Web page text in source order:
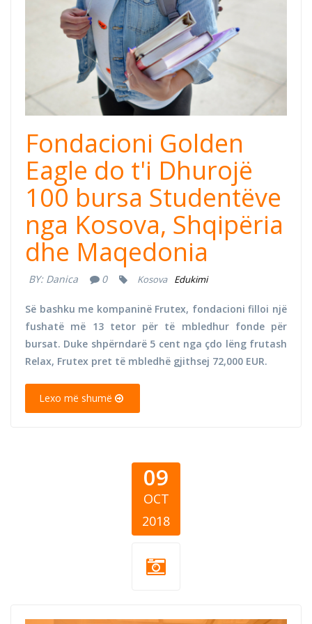
Fondacioni Golden
Eagle do t'i Dhurojë
100 bursa Studentëve
nga Kosova, Shqipëria
dhe Maqedonia
BY: Danica 0 Kosova Edukimi
Së bashku me kompaninë Frutex, fondacioni filloi një
fushatë më 13 tetor për të mbledhur fonde për
bursat. Duke shpërndarë 5 cent nga çdo lëng frutash
Relax, Frutex pret të mbledhë gjithsej 72,000 EUR.
Lexo më shumë
09
OCT
2018